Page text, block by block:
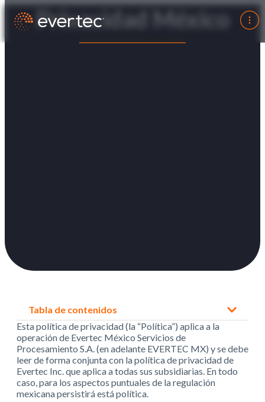
Privacidad México
Esta política de privacidad (la “Política”) aplica a la
operación de Evertec México Servicios de
Procesamiento S.A. (en adelante EVERTEC MX) y se debe
leer de forma conjunta con la política de privacidad de
Evertec Inc. que aplica a todas sus subsidiarias. En todo
caso, para los aspectos puntuales de la regulación
mexicana persistirá está política.
Tabla de contenidos